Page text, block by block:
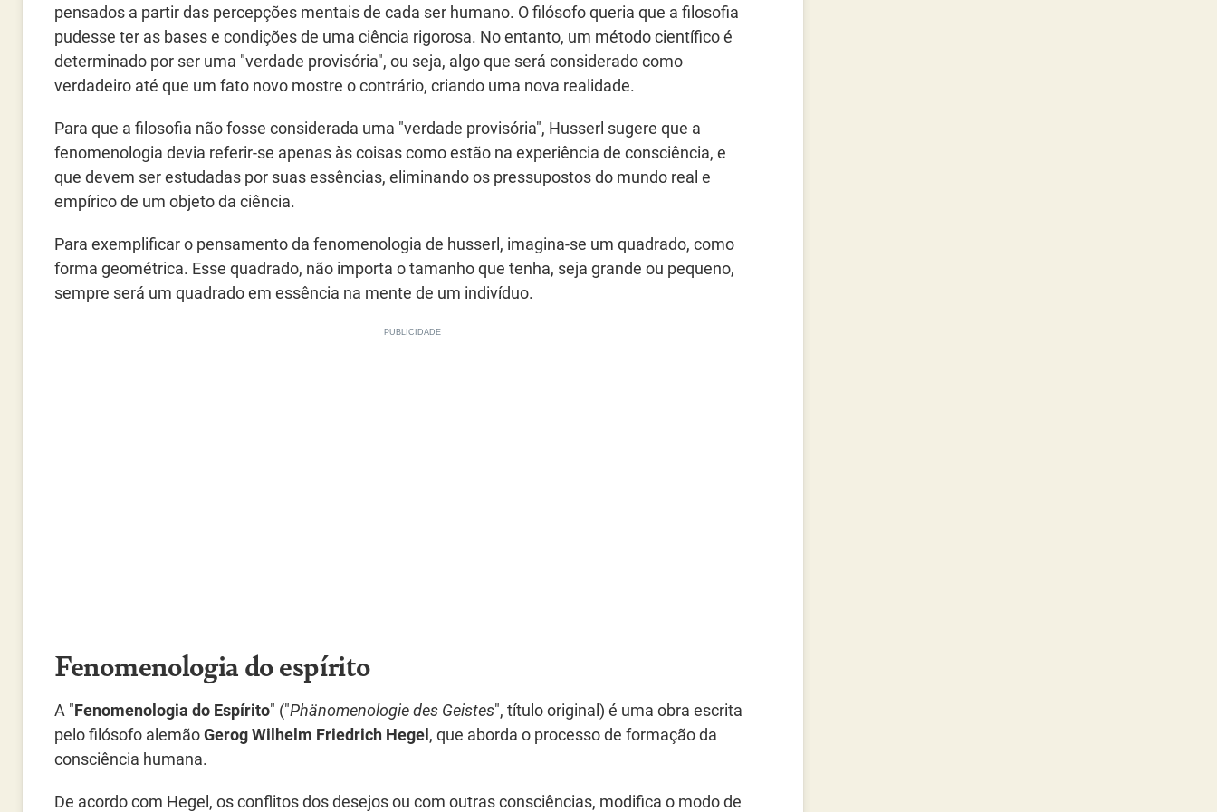
pensados a partir das percepções mentais de cada ser humano. O filósofo queria que a filosofia
pudesse ter as bases e condições de uma ciência rigorosa. No entanto, um método científico é
determinado por ser uma "verdade provisória", ou seja, algo que será considerado como
verdadeiro até que um fato novo mostre o contrário, criando uma nova realidade.
Para que a filosofia não fosse considerada uma "verdade provisória", Husserl sugere que a
fenomenologia devia referir-se apenas às coisas como estão na experiência de consciência, e
que devem ser estudadas por suas essências, eliminando os pressupostos do mundo real e
empírico de um objeto da ciência.
Para exemplificar o pensamento da fenomenologia de husserl, imagina-se um quadrado, como
forma geométrica. Esse quadrado, não importa o tamanho que tenha, seja grande ou pequeno,
sempre será um quadrado em essência na mente de um indivíduo.
Fenomenologia do espírito
A "Fenomenologia do Espírito" ("Phänomenologie des Geistes", título original) é uma obra escrita
pelo filósofo alemãoGerog Wilhelm Friedrich Hegel , que aborda o processo de formação da
consciência humana.
De acordo com Hegel, os conflitos dos desejos ou com outras consciências, modifica o modo de